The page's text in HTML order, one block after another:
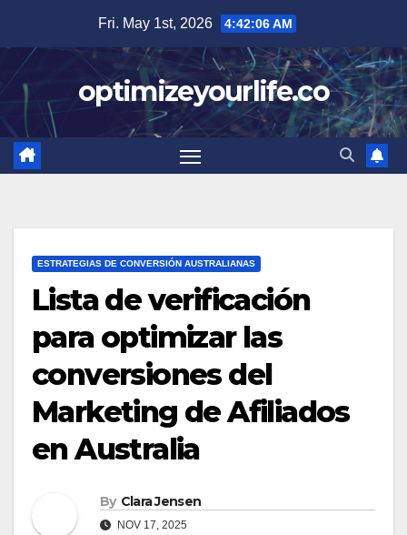
content
Fri. May 1st, 2026 4:42:07 AM
optimizeyourlife.co
ESTRATEGIAS DE CONVERSIÓN AUSTRALIANAS
Lista de verificación
para optimizar las
conversiones del
Marketing de Afiliados
en Australia
By Clara Jensen
NOV 17, 2025